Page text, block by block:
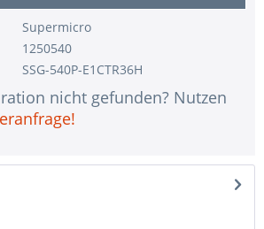
IPMI Interface
des Betriebssystems
und Test des Systems
Supermicro
1250540
SSG-540P-E1CTR36H
nicht gefunden? Nutzen